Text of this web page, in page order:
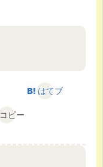
はてブ
コピー